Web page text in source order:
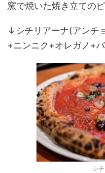
窯で焼いた焼き立ての
↓シチリアーナ(アンチ
+ニンニク+オレガノ+
シ